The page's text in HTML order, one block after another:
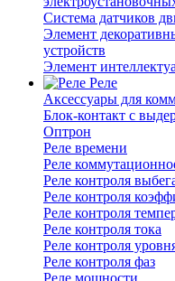
Система датчиков
Элемент
устройств
Элемент
Реле
Аксессуары для
Блок-контакт с
Оптрон
Реле времени
Реле
Реле контроля
Реле контроля
Реле контроля
Реле контроля тока
Реле контроля
Реле контроля фаз
Реле мощности